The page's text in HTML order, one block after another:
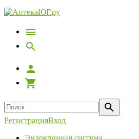
РегистрацияВход